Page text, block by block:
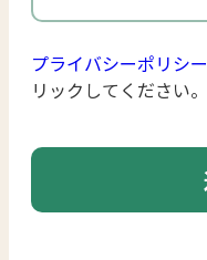
プライバシーポリシー
リックしてください。